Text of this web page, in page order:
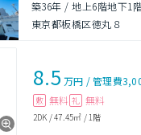
築36年 /地上6階地下1
東京都板橋区徳丸８
8.5 万円 /管理費
敷 無料 礼 無料
2DK /47.45㎡ / 1階